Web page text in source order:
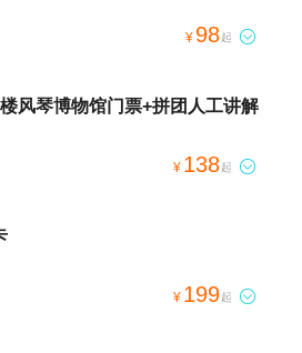
¥ 98起 
风琴博物馆门票+拼团人工讲解
¥ 138起 
¥ 199起 